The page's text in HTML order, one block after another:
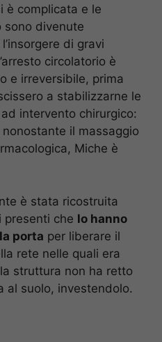
è complicata e le
sono divenute
di gravi
circolatorio è
e irreversibile, prima
a stabilizzarne le
intervento chirurgico:
il massaggio
Miche è
è stata ricostruita
presenti che lo hanno
porta per liberare il
rete nelle quali era
struttura non ha retto
al suolo, investendolo.